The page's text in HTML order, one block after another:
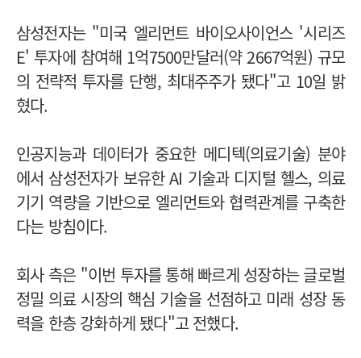
삼성전자는 "미국 엘리먼트 바이오사이언스 '시리즈
E' 투자에 참여해 1억7500만달러(약 2667억원) 규모
의 전략적 투자를 단행, 최대주주가 됐다"고 10일 밝
혔다.
인공지능과 데이터가 중요한 메디텍(의료기술) 분야
에서 삼성전자가 보유한 AI 기술과 디지털 헬스, 의료
기기 역량을 기반으로 엘리먼트와 협력관계를 구축한
다는 방침이다.
회사 측은 "이번 투자를 통해 빠르게 성장하는 글로벌
정밀 의료 시장의 핵심 기술을 선점하고 미래 성장 동
력을 한층 강화하게 됐다"고 전했다.